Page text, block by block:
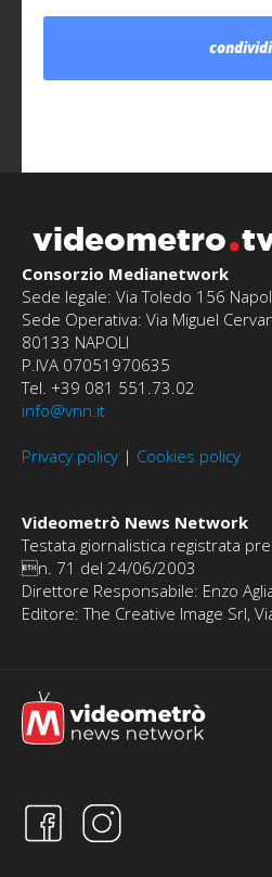
condividi
videometro
Consorzio Medianetwork
Sede legale: Via Toledo 156
Sede Operativa: Via Miguel
80133 NAPOLI
P.IVA 07051970635
Tel. +39 081 551.73.02
info@vnn.it
Privacy policy | Cookies policy
Videometrò News Network
Testata giornalistica registrata
n. 71 del 24/06/2003
Direttore Responsabile: Enzo
Editore: The Creative Image Srl,